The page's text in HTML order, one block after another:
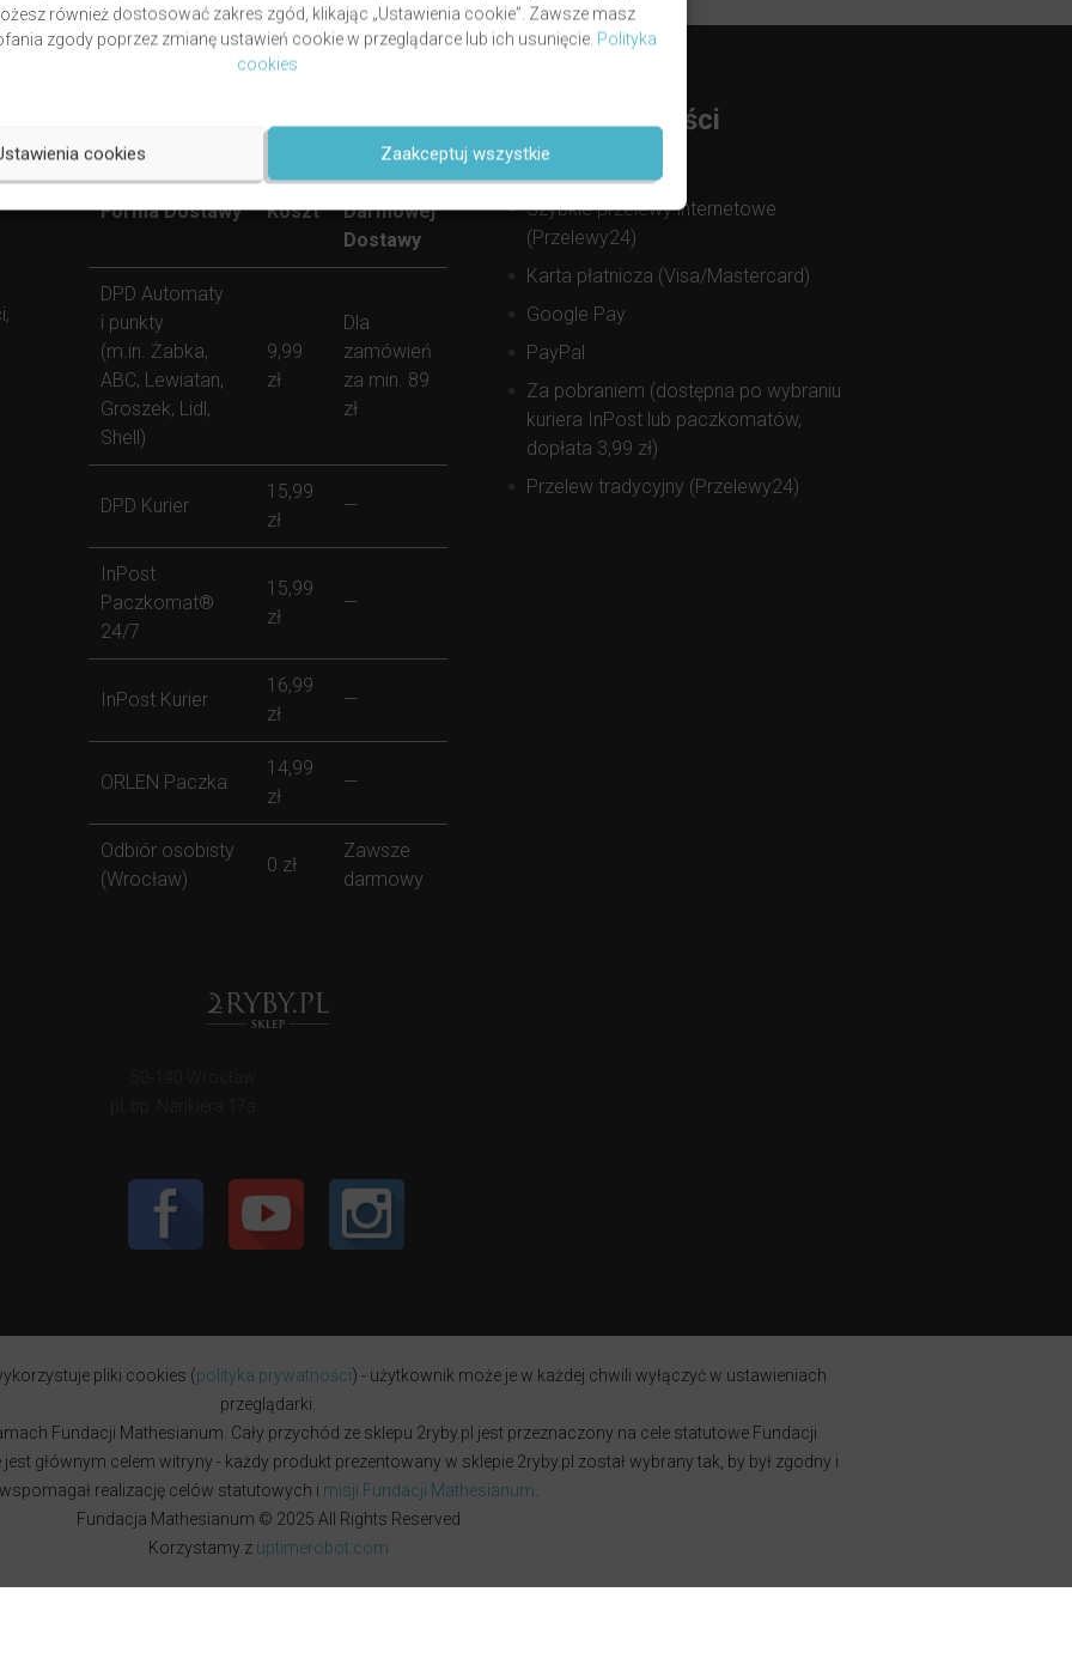
również dostosować zakres zgód, klikając „Ustawienia cookie”. Zawsze masz
zgody poprzez zmianę ustawień cookie w przeglądarce lub ich usunięcie. Polityka
cookies
Zaakceptuj wszystkie
cookies
Forma Dostawy Koszt
Warunki
Darmowej
Dostawy
DPD Automaty
i punkty
(m.in. Żabka,
ABC, Lewiatan,
Groszek, Lidl,
Shell)
9,99
zł
Dla
zamówień
za min. 89
zł
DPD Kurier
15,99
zł
—
InPost
Paczkomat®
24/7
15,99
zł
—
InPost Kurier
16,99
zł
—
ORLEN Paczka
14,99
zł
—
Odbiór osobisty
(Wrocław)
0 zł
Zawsze
darmowy
Formy Płatności
Szybkie przelewy internetowe
(Przelewy24)
Karta płatnicza (Visa/Mastercard)
Google Pay
PayPal
Za pobraniem (dostępna po wybraniu
kuriera InPost lub paczkomatów,
dopłata 3,99 zł)
Przelew tradycyjny (Przelewy24)
pliki cookies (polityka prywatności) - użytkownik może je w każdej chwili wyłączyć w ustawieniach
przeglądarki.
Fundacji Mathesianum. Cały przychód ze sklepu 2ryby.pl jest przeznaczony na cele statutowe Fundacji
głównym celem witryny - każdy produkt prezentowany w sklepie 2ryby.pl został wybrany tak, by był zgodny i
wspomagał realizację celów statutowych i misji Fundacji Mathesianum
Fundacja Mathesianum © 2025 All Rights Reserved
Korzystamy z uptimerobot.com